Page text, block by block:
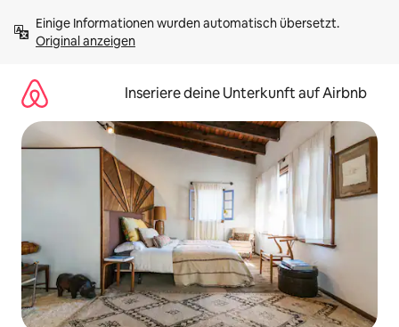
Inhalten
springenOriginal anzeigen
Inseriere deine Unterkunft auf Airbnb